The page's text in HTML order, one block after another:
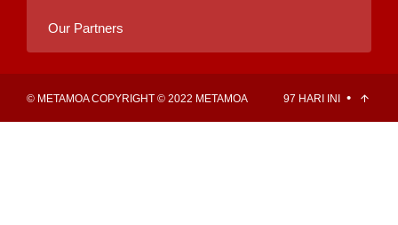
Our Partners
© METAMOACOPYRIGHT © 2022 METAMOA 97 HARI INI •